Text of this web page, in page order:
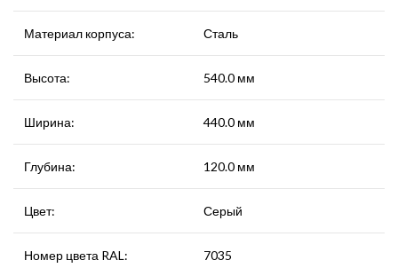
Материал корпуса: Сталь
Высота: 540.0 мм
Ширина: 440.0 мм
Глубина: 120.0 мм
Цвет: Серый
Номер цвета RAL: 7035